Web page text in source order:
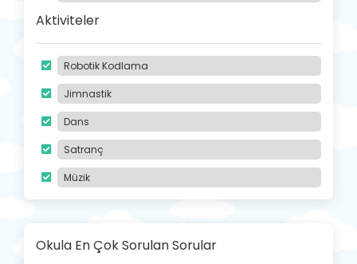
Aktiviteler
Robotik Kodlama
Jimnastik
Dans
Satranç
Müzik
Okula En Çok Sorulan Sorular